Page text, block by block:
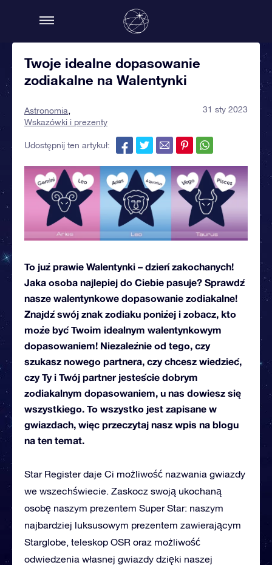
Twoje idealne dopasowanie
zodiakalne na Walentynki
Astronomia
Wskazówki i prezenty
31 sty 2023
Udostępnij ten artykuł:
To już prawie Walentynki – dzień zakochanych!
Jaka osoba najlepiej do Ciebie pasuje? Sprawdź
nasze walentynkowe dopasowanie zodiakalne!
Znajdź swój znak zodiaku poniżej i zobacz, kto
może być Twoim idealnym walentynkowym
dopasowaniem! Niezależnie od tego, czy
szukasz nowego partnera, czy chcesz wiedzieć,
czy Ty i Twój partner jesteście dobrym
zodiakalnym dopasowaniem, u nas dowiesz się
wszystkiego. To wszystko jest zapisane w
gwiazdach, więc przeczytaj nasz wpis na blogu
na ten temat.
Star Register daje Ci możliwość nazwania gwiazdy
we wszechświecie. Zaskocz swoją ukochaną
osobę naszym prezentem Super Star: naszym
najbardziej luksusowym prezentem zawierającym
Starglobe, teleskop OSR oraz możliwość
odwiedzenia własnej gwiazdy dzięki naszej